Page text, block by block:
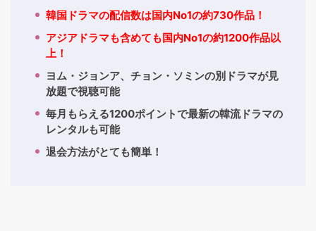
韓国ドラマの配信数は国内No1の約730作品！
アジアドラマも含めても国内No1の約1200作品以
上！
ヨム・ジョンア、チョン・ソミンの別ドラマが見
放題で視聴可能
毎月もらえる1200ポイントで最新の韓流ドラマの
レンタルも可能
退会方法がとても簡単！